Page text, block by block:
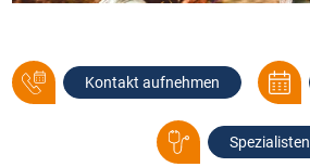
Kontakt aufnehmen
Spezialisten